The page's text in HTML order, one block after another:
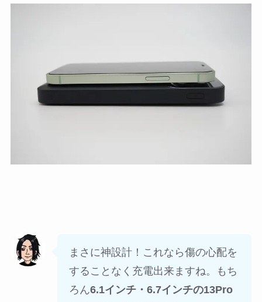
まさに神設計！これなら傷の心配を
することなく充電出来ますね。もち
ろん6.1インチ・6.7インチの13Pro